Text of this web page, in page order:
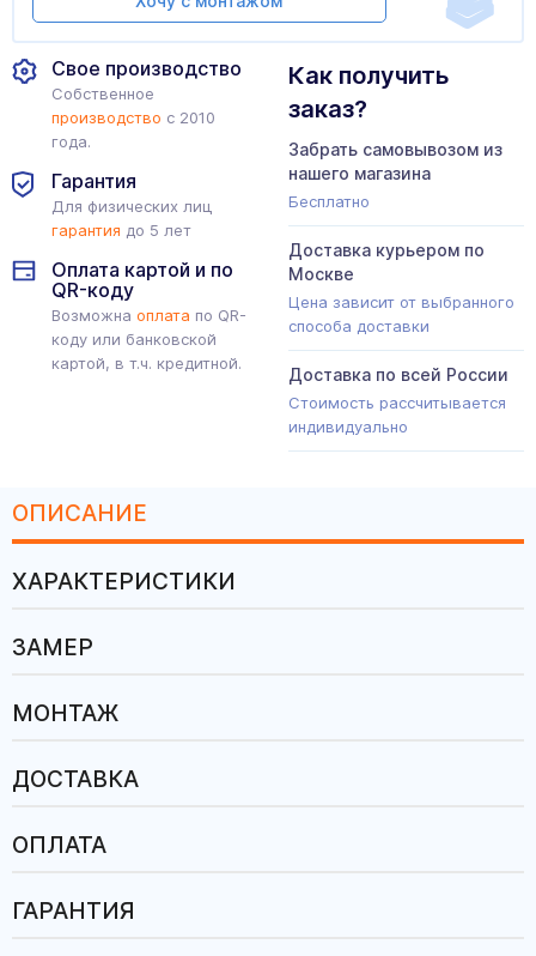
Свое производство
Собственное
производство с 2010
года.
Гарантия
Для физических лиц
гарантия до 5 лет
Оплата картой и по
QR-коду
Возможна оплата по QR-
коду или банковской
картой, в т.ч. кредитной.
Как получить
заказ?
Забрать самовывозом из
нашего магазина
Бесплатно
Доставка курьером по
Москве
Цена зависит от выбранного
способа доставки
Доставка по всей России
Стоимость рассчитывается
индивидуально
ОПИСАНИЕ
ХАРАКТЕРИСТИКИ
ЗАМЕР
МОНТАЖ
ДОСТАВКА
ОПЛАТА
ГАРАНТИЯ